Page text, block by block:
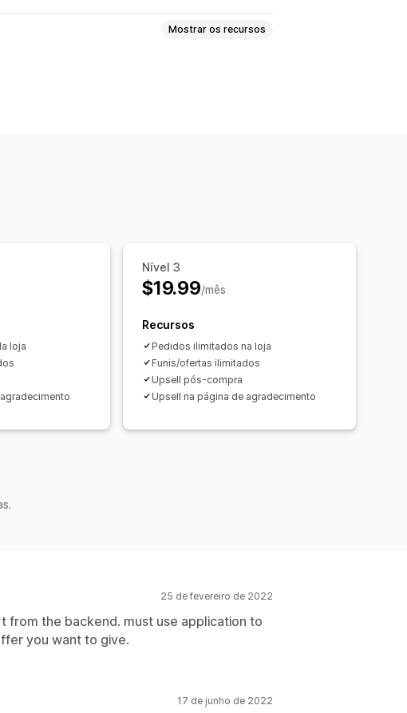
Mostrar os recursos
loja
Nível 3
$19.99/mês
Recursos
Pedidos ilimitados na loja
Funis/ofertas ilimitados
Upsell pós-compra
Upsell na página de agradecimento
25 de fevereiro de 2022
from the backend. must use application to
you want to give.
17 de junho de 2022